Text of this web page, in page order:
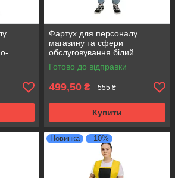
Фартух для персоналу
магазину та сфери
обслуговування білий
Готово до відправки
499,50 ₴ 555 ₴
Купити
Новинка –10%